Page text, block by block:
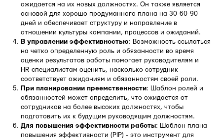
ожидается на их новых должностях. Он также является
основой для хорошо продуманного плана на 30-60-90
дней и обеспечивает структуру и направление в
отношении культуры компании, процессов и ожиданий.
В управлении эффективностью: Возможность ссылаться
на четко определенную роль и обязанности во время
оценки результатов работы помогает руководителям и
HR-специалистам оценить, насколько сотрудник
соответствует ожиданиям и обязанностям своей роли.
При планировании преемственности: Шаблон ролей и
обязанностей может определить, что ожидается от
сотрудников на более высоких должностях, чтобы
подготовить их к будущим руководящим должностям.
Для повышения эффективности работы: Шаблон плана
повышения эффективности (PIP) - это инструмент для